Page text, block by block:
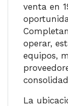
venta en
operar,
equipos,
La